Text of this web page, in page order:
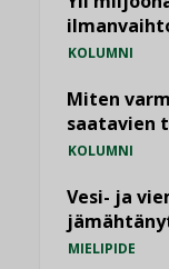
KOLUMNI
Miten
saatavien
KOLUMNI
Vesi- ja
MIELIPIDE